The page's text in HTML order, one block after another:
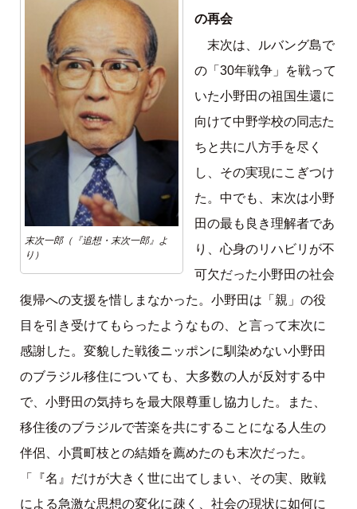
末次一郎（『追想・末次一郎』よ
り）
の再会
末次は、ルバング島で
の「30年戦争」を戦って
いた小野田の祖国生還に
向けて中野学校の同志た
ちと共に八方手を尽く
し、その実現にこぎつけ
た。中でも、末次は小野
田の最も良き理解者であ
り、心身のリハビリが不
可欠だった小野田の社会
復帰への支援を惜しまなかった。小野田は「親」の役
目を引き受けてもらったようなもの、と言って末次に
感謝した。変貌した戦後ニッポンに馴染めない小野田
のブラジル移住についても、大多数の人が反対する中
で、小野田の気持ちを最大限尊重し協力した。また、
移住後のブラジルで苦楽を共にすることになる人生の
伴侶、小貫町枝との結婚を薦めたのも末次だった。
「『名』だけが大きく世に出てしまい、その実、敗戦
による急激な思想の変化に疎く、社会の現状に如何に